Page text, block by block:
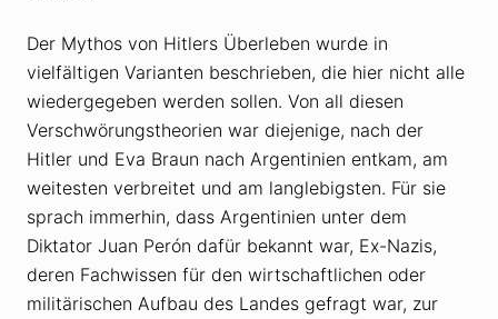
Der Mythos von Hitlers Überleben wurde in
vielfältigen Varianten beschrieben, die hier nicht alle
wiedergegeben werden sollen. Von all diesen
Verschwörungstheorien war diejenige, nach der
Hitler und Eva Braun nach Argentinien entkam, am
weitesten verbreitet und am langlebigsten. Für sie
sprach immerhin, dass Argentinien unter dem
Diktator Juan Perón dafür bekannt war, Ex-Nazis,
deren Fachwissen für den wirtschaftlichen oder
militärischen Aufbau des Landes gefragt war, zur